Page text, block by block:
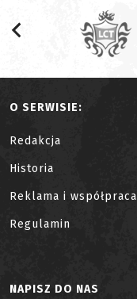
O SERWISIE:
Redakcja
Historia
Reklama i współpraca
Regulamin
NAPISZ DO NAS